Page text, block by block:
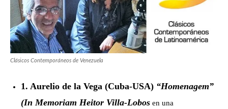
Clásicos Contemporáneos de Venezuela
1. Aurelio de la Vega (Cuba-USA) “Homenagem”
(In Memoriam Heitor Villa-Lobos en una